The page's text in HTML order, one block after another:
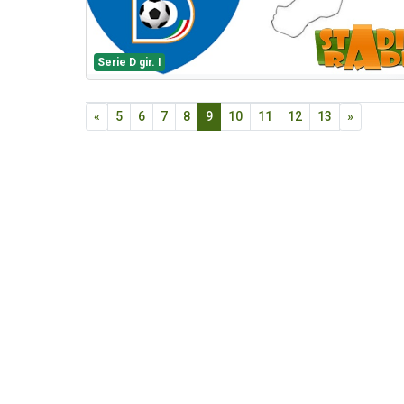
Serie D gir. I
« 5 6 7 8 9 10 11 12 13 »